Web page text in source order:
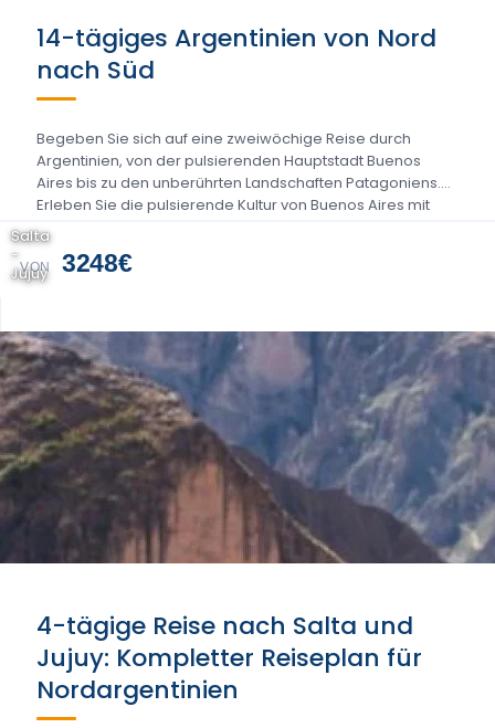
14-tägiges Argentinien von Nord
nach Süd
Begeben Sie sich auf eine zweiwöchige Reise durch
Argentinien, von der pulsierenden Hauptstadt Buenos
Aires bis zu den unberührten Landschaften Patagoniens.
Erleben Sie die pulsierende Kultur von Buenos Aires mit
einer...
VON 3248€
Salta
-
Jujuy
4-tägige Reise nach Salta und
Jujuy: Kompletter Reiseplan für
Nordargentinien